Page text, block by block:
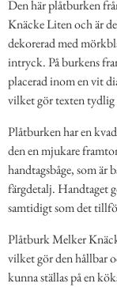
Den här plåtburken
Knäcke Liten och är
dekorerad med
intryck. På burkens
placerad inom en vit
vilket gör texten
Plåtburken har en
den en mjukare
handtagsbåge, som
färgdetalj. Handtaget
samtidigt som det
Plåtburk Melker
vilket gör den hållbar
kunna ställas på en